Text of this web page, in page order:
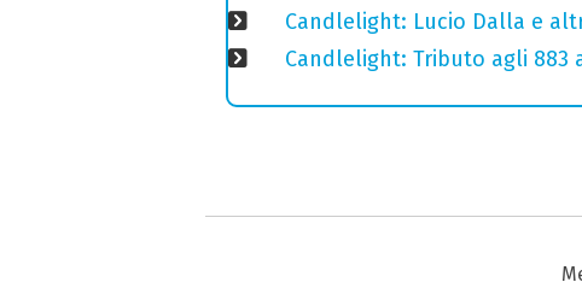
Candlelight: Lucio Dalla e
Candlelight: Tributo agli 883